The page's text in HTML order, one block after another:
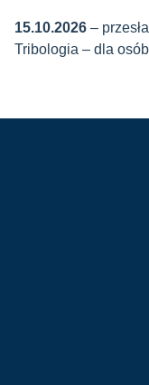
15.10.2026 –
Tribologia – dla